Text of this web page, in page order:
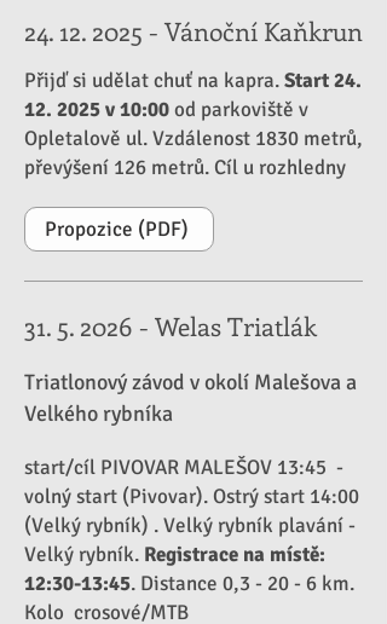
24. 12. 2025 - Vánoční Kaňkrun
Přijď si udělat chuť na kapra.Start24.
12. 2025v 10:00od parkoviště v
Opletalově ul. Vzdálenost 1830 metrů,
převýšení 126 metrů. Cíl u rozhledny
Propozice (PDF)
31. 5. 2026 - Welas Triatlák
Triatlonový závod v okolí Malešova a
Velkého rybníka
start/cíl PIVOVAR MALEŠOV 13:45 -
volný start (Pivovar). Ostrý start 14:00
(Velký rybník) . Velký rybník plavání -
Velký rybník. Registrace na místě:
12:30-13:45. Distance 0,3 - 20 - 6 km.
Kolo crosové/MTB